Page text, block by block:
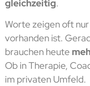
gleichzeitig.
Worte zeigen oft
vorhanden ist.
brauchen heute
Ob in Therapie,
im privaten Umfeld.